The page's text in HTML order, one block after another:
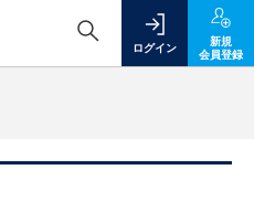
ログイン
新規
会員登録